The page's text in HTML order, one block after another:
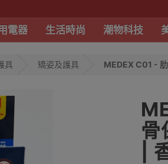
電器 生活時尚 潮物科技
具 矯姿及護具 MEDEX C01 -
骨
|